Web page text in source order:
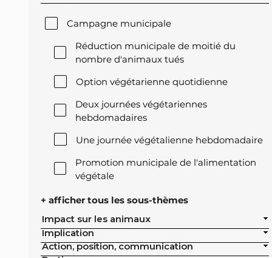
Campagne municipale
Réduction municipale de moitié du
nombre d'animaux tués
Option végétarienne quotidienne
Deux journées végétariennes
hebdomadaires
Une journée végétalienne hebdomadaire
Promotion municipale de l'alimentation
végétale
Offre végétale lors des réceptions
Exclusion de l'élevage intensif des achats
publics de la ville
+ afficher tous les sous-thèmes
Impact sur les animaux
Implication
Action, position, communication